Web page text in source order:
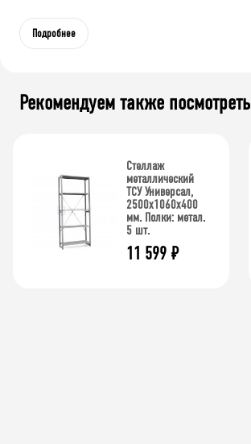
Подробнее
Рекомендуем также посмотреть
Стеллаж
металлический
ТСУ Универсал,
2500x1060x400
мм. Полки: метал.
5 шт.
11 599 ₽